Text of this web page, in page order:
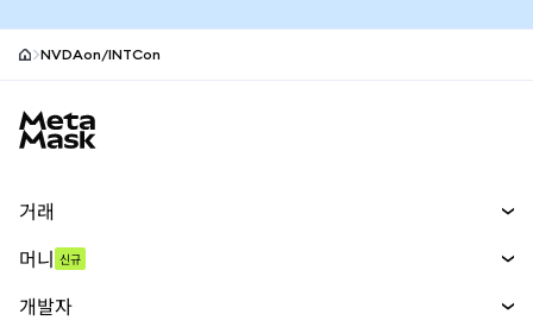
NVDAon/INTCon
거래
무기한 선물
머니 신규
개발자